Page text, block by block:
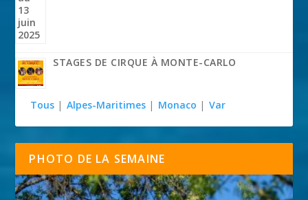
STAGES DE CIRQUE À MONTE-CARLO
Tous | Alpes-Maritimes | Monaco | Var
PHOTO DE LA SEMAINE